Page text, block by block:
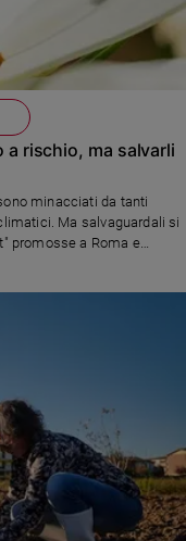
a rischio, ma salvarli
minacciati da tanti
Ma salvaguardali si
promosse a Roma e